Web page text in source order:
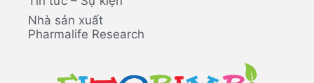
Nhà sản xuất
Pharmalife Research